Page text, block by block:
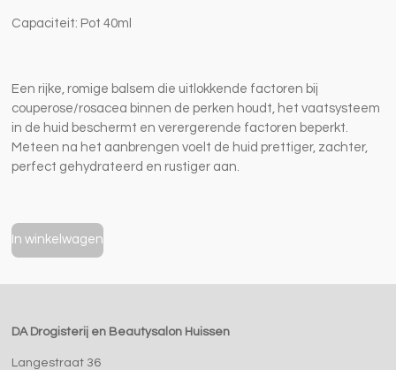
Capaciteit: Pot 40ml
Een rijke, romige balsem die uitlokkende factoren bij
couperose/rosacea binnen de perken houdt, het vaatsysteem
in de huid beschermt en verergerende factoren beperkt.
Meteen na het aanbrengen voelt de huid prettiger, zachter,
perfect gehydrateerd en rustiger aan.
In winkelwagen
DA Drogisterij en Beautysalon Huissen
Langestraat 36